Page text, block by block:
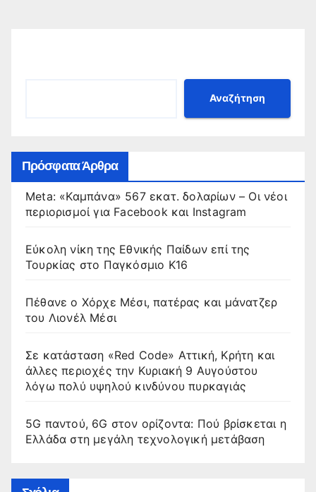
Αναζήτηση
Πρόσφατα Άρθρα
Meta: «Καμπάνα» 567 εκατ. δολαρίων – Οι νέοι
περιορισμοί για Facebook και Instagram
Εύκολη νίκη της Εθνικής Παίδων επί της
Τουρκίας στο Παγκόσμιο Κ16
Πέθανε ο Χόρχε Μέσι, πατέρας και μάνατζερ
του Λιονέλ Μέσι
Σε κατάσταση «Red Code» Αττική, Κρήτη και
άλλες περιοχές την Κυριακή 9 Αυγούστου
λόγω πολύ υψηλού κινδύνου πυρκαγιάς
5G παντού, 6G στον ορίζοντα: Πού βρίσκεται η
Ελλάδα στη μεγάλη τεχνολογική μετάβαση